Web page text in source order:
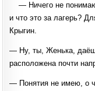
— Ничего не понимаю,
и что это за лагерь?
Крыгин.
— Ну, ты, Женька,
расположена почти
— Понятия не имею, о